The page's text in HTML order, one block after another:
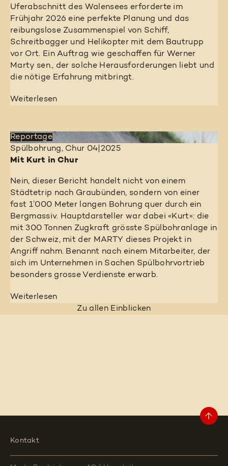
Uferabschnitt des Walensees erforderte im
Frühjahr 2026 eine perfekte Planung und das
reibungslose Zusammenspiel von Schiff,
Schreitbagger und Helikopter mit dem Bautrupp
vor Ort. Ein Auftrag wie geschaffen für Werner
Marty sen., der solche Herausforderungen liebt und
die nötige Erfahrung mitbringt.
Weiterlesen
Reportage
Spülbohrung, Chur 04|2025
Mit Kurt in Chur
Nein, dieser Bericht handelt nicht von einem
Städtetrip nach Graubünden, sondern von einer
fast 1’000 Meter langen Bohrung quer durch ein
Bergmassiv. Hauptdarsteller war dabei «Kurt»: die
mit 300 Tonnen Zugkraft grösste Spülbohranlage in
der Schweiz, mit der MARTY dieses Projekt in
Angriff nahm. Benannt nach einem Mitarbeiter, der
sich im Unternehmen in Sachen Spülbohrvortrieb
besonders grosse Verdienste erwarb.
Weiterlesen
Zu allen Einblicken
Kontakt